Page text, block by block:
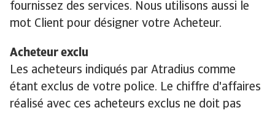
fournissez des services. Nous utilisons aussi le
mot Client pour désigner votre Acheteur.
Acheteur exclu
Les acheteurs indiqués par Atradius comme
étant exclus de votre police. Le chiffre d'affaires
réalisé avec ces acheteurs exclus ne doit pas